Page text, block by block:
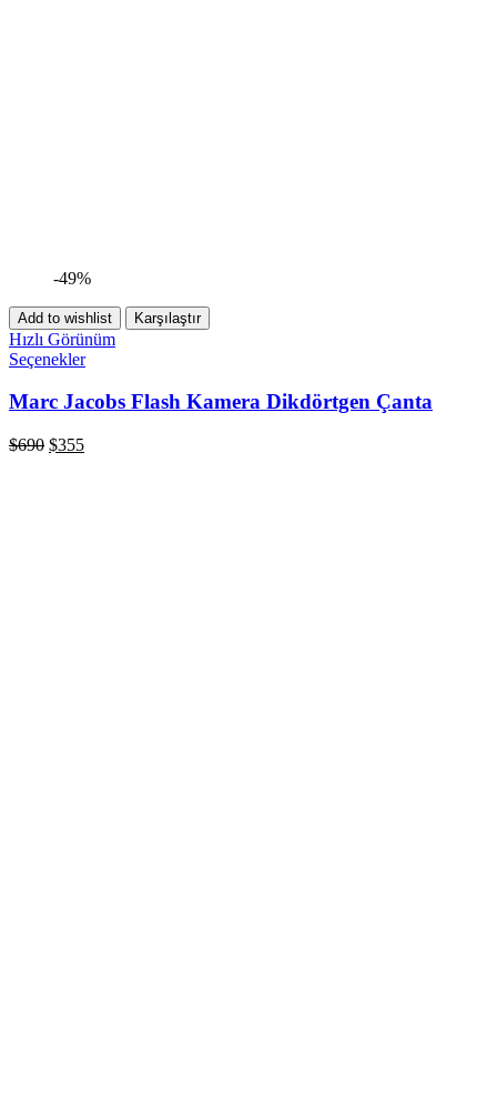
-49%
Add to wishlist Karşılaştır
Hızlı Görünüm
Seçenekler
Marc Jacobs Flash Kamera Dikdörtgen Çanta
$690 $355